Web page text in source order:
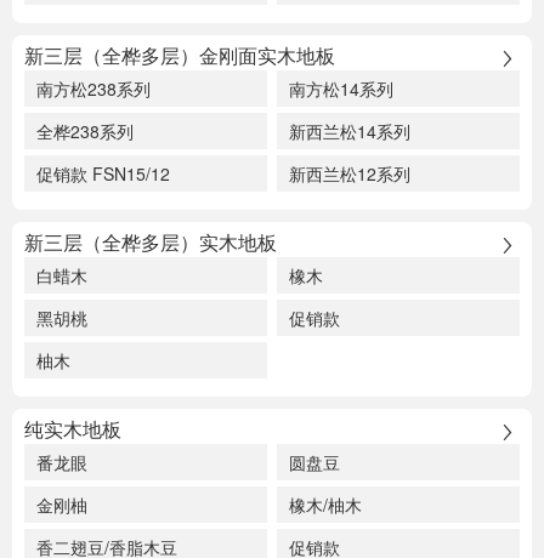
新三层（全桦多层）金刚面实木地板
南方松238系列
南方松14系列
全桦238系列
新西兰松14系列
促销款 FSN15/12
新西兰松12系列
新三层（全桦多层）实木地板
白蜡木
橡木
黑胡桃
促销款
柚木
纯实木地板
番龙眼
圆盘豆
金刚柚
橡木/柚木
香二翅豆/香脂木豆
促销款